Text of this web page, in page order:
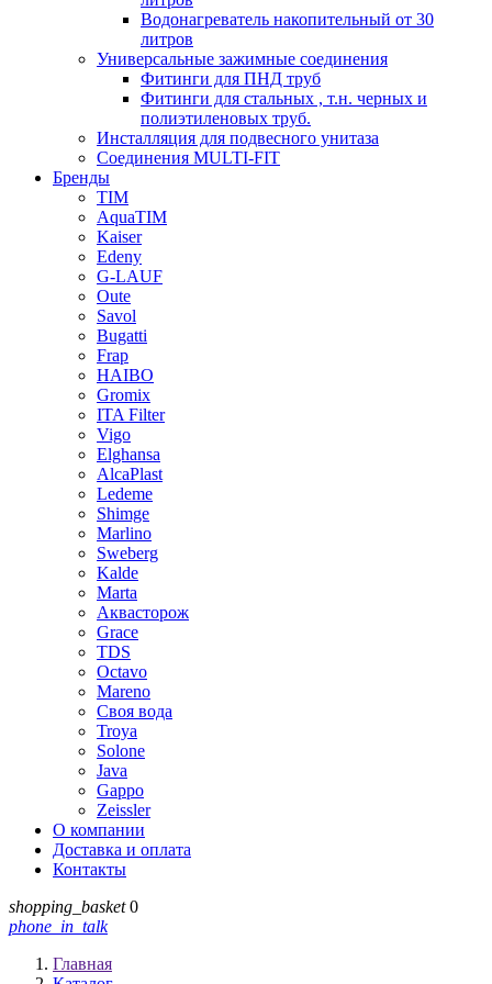
Водонагреватель накопительный от 30
литров
Универсальные зажимные соединения
Фитинги для ПНД труб
Фитинги для стальных , т.н. черных и
полиэтиленовых труб.
Инсталляция для подвесного унитаза
Соединения MULTI-FIT
Бренды
TIM
AquaTIM
Kaiser
Edeny
G-LAUF
Oute
Savol
Bugatti
Frap
HAIBO
Gromix
ITA Filter
Vigo
Elghansa
AlcaPlast
Ledeme
Shimge
Marlino
Sweberg
Kalde
Marta
Аквасторож
Grace
TDS
Octavo
Mareno
Своя вода
Troya
Solone
Java
Gappo
Zeissler
О компании
Доставка и оплата
Контакты
shopping_basket 0
phone_in_talk
Главная